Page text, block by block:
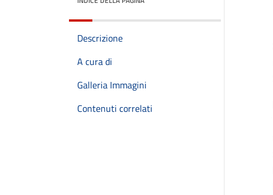
Descrizione
A cura di
Galleria Immagini
Contenuti correlati